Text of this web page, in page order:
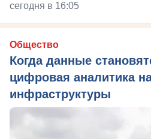
сегодня в 16:05
Общество
Когда данные
цифровая аналитика
инфраструктуры